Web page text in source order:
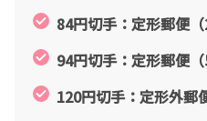
84円切手：定形郵便（
94円切手：定形郵便（
120円切手：定形外郵